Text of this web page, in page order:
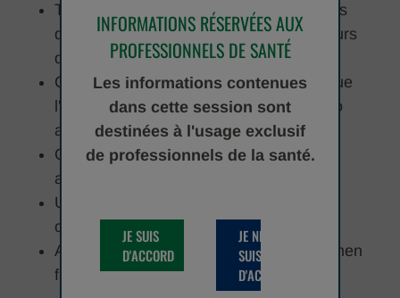
INFORMATIONS RÉSERVÉES AUX
PROFESSIONNELS DE SANTÉ
Les informations contenues
dans cette session sont
destinées à l'usage exclusif
de professionnels de la santé.
JE SUIS
D'ACCORD
JE NE
SUIS PAS
D'ACCORD
Technologie de numérisation de capteurs
d'image de contact (CIS) avec 5 longueurs
d'onde
Capacité à tester des paramètres tels que
l'acide ascorbique, la créatinine, la micro
albumine et le calcium
Capacité à mesurer le ratio
albumine/créatinine
Utilisation facile grâce à l'écran tactile
couleur de 7 pouces
Affichage de l'image réelle pour un examen
facile